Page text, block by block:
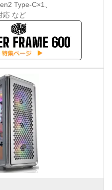
Type-C×1、
応 など